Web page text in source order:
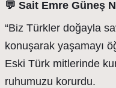
💬 Sait Emre Güneş
“Biz Türkler doğayla
konuşarak yaşamayı
Eski Türk mitlerinde
ruhumuzu korurdu.